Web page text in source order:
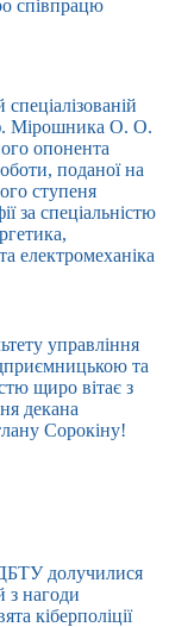
співпрацю
Мірошника О. О.
опонента
поданої на
ступеня
за спеціальністю
електромеханіка
управління
та
щиро вітає з
декана
Сорокіну!
долучилися
з нагоди
кіберполіції